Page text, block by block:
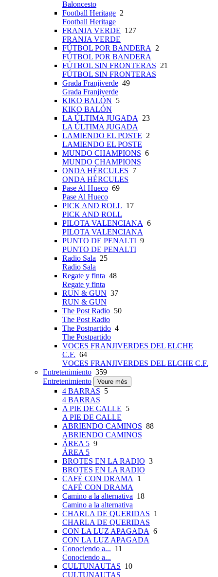
Baloncesto
Football Heritage 2
Football Heritage
FRANJA VERDE 127
FRANJA VERDE
FÚTBOL POR BANDERA 2
FÚTBOL POR BANDERA
FÚTBOL SIN FRONTERAS 21
FÚTBOL SIN FRONTERAS
Grada Franjiverde 49
Grada Franjiverde
KIKO BALÓN 5
KIKO BALÓN
LA ÚLTIMA JUGADA 23
LA ÚLTIMA JUGADA
LAMIENDO EL POSTE 2
LAMIENDO EL POSTE
MUNDO CHAMPIONS 6
MUNDO CHAMPIONS
ONDA HÉRCULES 7
ONDA HÉRCULES
Pase Al Hueco 69
Pase Al Hueco
PICK AND ROLL 17
PICK AND ROLL
PILOTA VALENCIANA 6
PILOTA VALENCIANA
PUNTO DE PENALTI 9
PUNTO DE PENALTI
Radio Sala 25
Radio Sala
Regate y finta 48
Regate y finta
RUN & GUN 37
RUN & GUN
The Post Radio 50
The Post Radio
The Postpartido 4
The Postpartido
VOCES FRANJIVERDES DEL ELCHE
C.F. 64
VOCES FRANJIVERDES DEL ELCHE C.F.
Entretenimiento 359
Entretenimiento
Veure més
4 BARRAS 5
4 BARRAS
A PIE DE CALLE 5
A PIE DE CALLE
ABRIENDO CAMINOS 88
ABRIENDO CAMINOS
ÁREA 5 9
ÁREA 5
BROTES EN LA RADIO 3
BROTES EN LA RADIO
CAFÉ CON DRAMA 1
CAFÉ CON DRAMA
Camino a la alternativa 18
Camino a la alternativa
CHARLA DE QUERIDAS 1
CHARLA DE QUERIDAS
CON LA LUZ APAGADA 6
CON LA LUZ APAGADA
Conociendo a... 11
Conociendo a...
CULTUNAUTAS 10
CULTUNAUTAS